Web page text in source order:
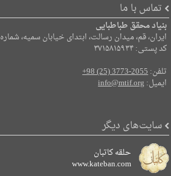
تماس با ما
بنیاد محقق طباطبایی
ایران، قم، میدان رسالت، ابتدای خیابان سمیه، شماره ۱۵.
کد پستی: ۳۷۱۵۸۱۵۹۳۴
تلفن:+98 (25) 3773-2055
ایمیل:info@mtif.org
سایت‌های دیگر
حلقه کاتبان
www.kateban.com